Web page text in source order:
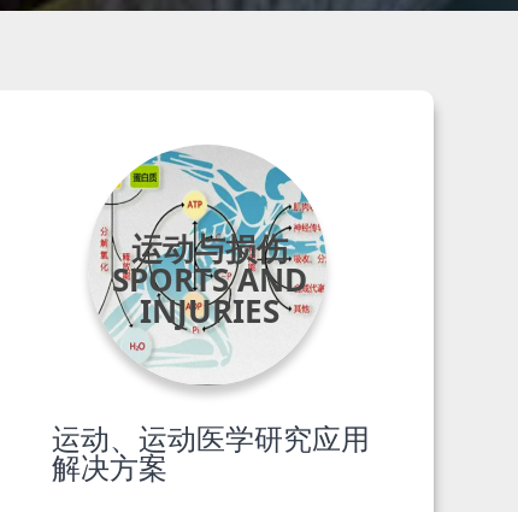
运动、运动医学研究应用
解决方案
运动与损伤
SPORTS AND
INJURIES